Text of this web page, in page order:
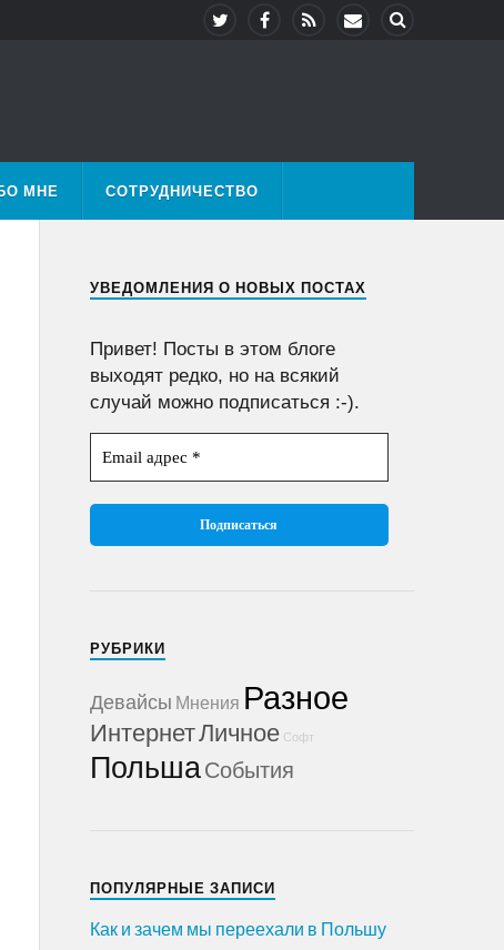
МНЕ СОТРУДНИЧЕСТВО
УВЕДОМЛЕНИЯ О НОВЫХ ПОСТАХ
Привет! Посты в этом блоге
выходят редко, но на всякий
случай можно подписаться :-).
РУБРИКИ
Девайсы Мнения Разное
ИнтернетЛичное Софт
ПольшаСобытия
ПОПУЛЯРНЫЕ ЗАПИСИ
Как и зачем мы переехали в Польшу